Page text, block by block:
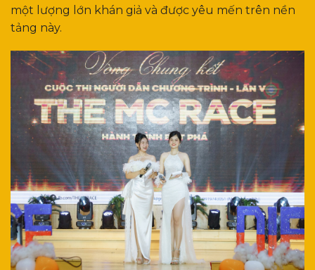
một lượng lớn khán giả và được yêu mến trên nền
tảng này.